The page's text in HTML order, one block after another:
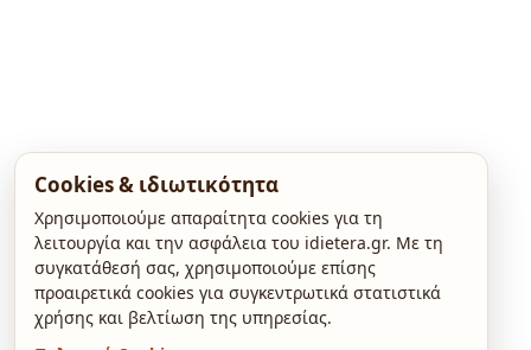
Cookies & ιδιωτικότητα
Χρησιμοποιούμε απαραίτητα cookies για τη
λειτουργία και την ασφάλεια του idietera.gr. Με τη
συγκατάθεσή σας, χρησιμοποιούμε επίσης
προαιρετικά cookies για συγκεντρωτικά στατιστικά
χρήσης και βελτίωση της υπηρεσίας.